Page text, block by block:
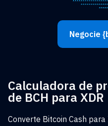
Negocie
Calculadora de
de BCH para XDR
Converte Bitcoin Cash